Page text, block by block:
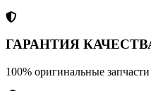
ГАРАНТИЯ
100% оригинальные